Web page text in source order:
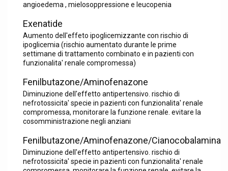
angioedema , mielosoppressione e leucopenia
Exenatide
Aumento dell'effeto ipoglicemizzante con rischio di
ipoglicemia (rischio aumentato durante le prime
settimane di trattamento combinato e in pazienti con
funzionalita' renale compromessa)
Fenilbutazone/Aminofenazone
Diminuzione dell'effetto antipertensivo. rischio di
nefrotossicita' specie in pazienti con funzionalita' renale
compromessa, monitorare la funzione renale. evitare la
cosomministrazione negli anziani
Fenilbutazone/Aminofenazone/Cianocobalamina
Diminuzione dell'effetto antipertensivo. rischio di
nefrotossicita' specie in pazienti con funzionalita' renale